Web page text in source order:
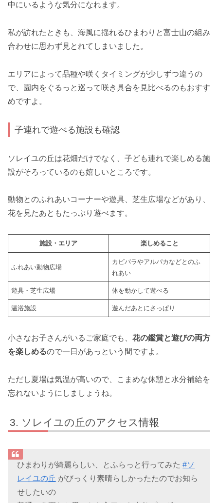
中にいるような気分になれます。
私が訪れたときも、海風に揺れるひまわりと富士山の組み
合わせに思わず見とれてしまいました。
エリアによって品種や咲くタイミングが少しずつ違うの
で、園内をぐるっと巡って咲き具合を見比べるのもおすす
めですよ。
子連れで遊べる施設も確認
ソレイユの丘は花畑だけでなく、子ども連れで楽しめる施
設がそろっているのも嬉しいところです。
動物とのふれあいコーナーや遊具、芝生広場などがあり、
花を見たあともたっぷり遊べます。
施設・エリア 楽しめること
ふれあい動物広場
カピバラやアルパカなどとのふ
れあい
遊具・芝生広場 体を動かして遊べる
温浴施設 遊んだあとにさっぱり
小さなお子さんがいるご家庭でも、 花の鑑賞と遊びの両方
を楽しめるので一日があっという間ですよ。
ただし夏場は気温が高いので、こまめな休憩と水分補給を
忘れないようにしましょうね。
ソレイユの丘のアクセス情報
ひまわりが綺麗らしい、とふらっと行ってみた#ソ
レイユの丘 がびっくり素晴らしかったたのでお知ら
せしたいの